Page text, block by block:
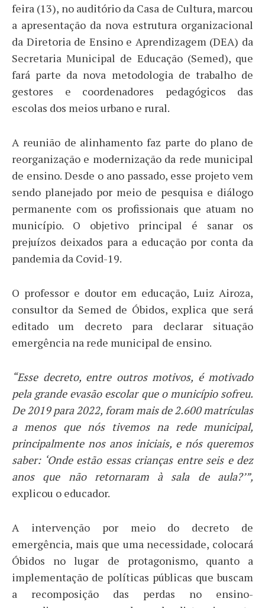
feira (13), no auditório da Casa de Cultura, marcou
a apresentação da nova estrutura organizacional
da Diretoria de Ensino e Aprendizagem (DEA) da
Secretaria Municipal de Educação (Semed), que
fará parte da nova metodologia de trabalho de
gestores e coordenadores pedagógicos das
escolas dos meios urbano e rural.
A reunião de alinhamento faz parte do plano de
reorganização e modernização da rede municipal
de ensino. Desde o ano passado, esse projeto vem
sendo planejado por meio de pesquisa e diálogo
permanente com os profissionais que atuam no
município. O objetivo principal é sanar os
prejuízos deixados para a educação por conta da
pandemia da Covid-19.
O professor e doutor em educação, Luiz Airoza,
consultor da Semed de Óbidos, explica que será
editado um decreto para declarar situação
emergência na rede municipal de ensino.
“Esse decreto, entre outros motivos, é motivado
pela grande evasão escolar que o município sofreu.
De 2019 para 2022, foram mais de 2.600 matrículas
a menos que nós tivemos na rede municipal,
principalmente nos anos iniciais, e nós queremos
saber: ‘Onde estão essas crianças entre seis e dez
anos que não retornaram à sala de aula?’”,
explicou o educador.
A intervenção por meio do decreto de
emergência, mais que uma necessidade, colocará
Óbidos no lugar de protagonismo, quanto a
implementação de políticas públicas que buscam
a recomposição das perdas no ensino-